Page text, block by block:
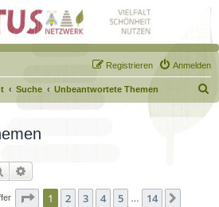
Anmelden
Registrieren
Suche Unbeantwortete Themen
u
Suche
Seite 1von 14
1 2 3 4 5 14